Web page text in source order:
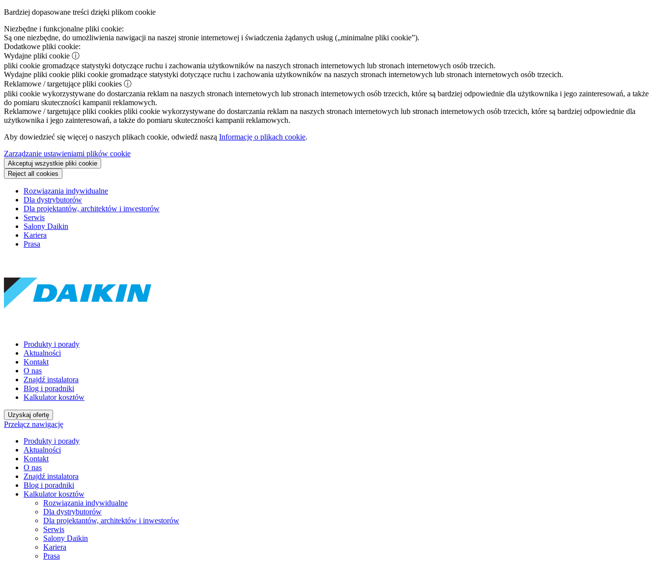
Bardziej dopasowane treści dzięki plikom cookie
Niezbędne i funkcjonalne pliki cookie:
Są one niezbędne, do umożliwienia nawigacji na naszej stronie internetowej i świadczenia żądanych usług („minimalne pliki cookie”).
Dodatkowe pliki cookie:
Wydajne pliki cookie ⓘ
pliki cookie gromadzące statystyki dotyczące ruchu i zachowania użytkowników na naszych stronach internetowych lub stronach internetowych osób trzecich.
Wydajne pliki cookie pliki cookie gromadzące statystyki dotyczące ruchu i zachowania użytkowników na naszych stronach internetowych lub stronach internetowych osób trzecich.
Reklamowe / targetujące pliki cookies ⓘ
pliki cookie wykorzystywane do dostarczania reklam na naszych stronach internetowych lub stronach internetowych osób trzecich, które są bardziej odpowiednie dla użytkownika i jego zainteresowań, a także
do pomiaru skuteczności kampanii reklamowych.
Reklamowe / targetujące pliki cookies pliki cookie wykorzystywane do dostarczania reklam na naszych stronach internetowych lub stronach internetowych osób trzecich, które są bardziej odpowiednie dla
użytkownika i jego zainteresowań, a także do pomiaru skuteczności kampanii reklamowych.
Aby dowiedzieć się więcej o naszych plikach cookie, odwiedź naszą Informację o plikach cookie.
Zarządzanie ustawieniami plików cookie
Akceptuj wszystkie pliki cookie
Reject all cookies
Rozwiązania indywidualne
Dla dystrybutorów
Dla projektantów, architektów i inwestorów
Serwis
Salony Daikin
Kariera
Prasa
Produkty i porady
Aktualności
Kontakt
O nas
Znajdź instalatora
Blog i poradniki
Kalkulator kosztów
Uzyskaj ofertę
Przełącz nawigację
Produkty i porady
Aktualności
Kontakt
O nas
Znajdź instalatora
Blog i poradniki
Kalkulator kosztów
Rozwiązania indywidualne
Dla dystrybutorów
Dla projektantów, architektów i inwestorów
Serwis
Salony Daikin
Kariera
Prasa